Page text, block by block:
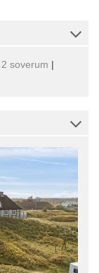
2 soverum |